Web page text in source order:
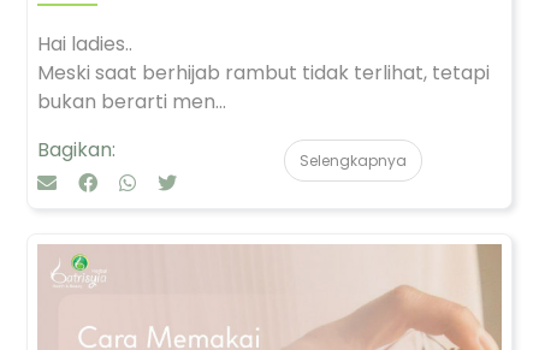
Hai ladies..
Meski saat berhijab rambut tidak terlihat, tetapi
bukan berarti men...
Bagikan:
Selengkapnya